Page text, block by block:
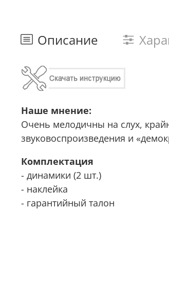
Описание
Наше мнение:
Очень мелодичны на слух,
звуковоспроизведения и
Комплектация
- динамики (2 шт.)
- наклейка
- гарантийный талон